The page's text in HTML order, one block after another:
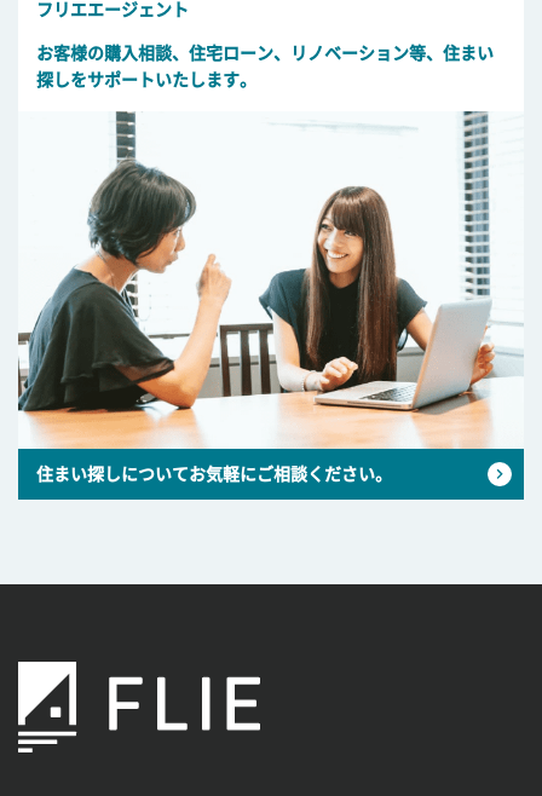
フリエエージェント
お客様の購入相談、住宅ローン、リノベーション等、住まい
探しをサポートいたします。
住まい探しについてお気軽にご相談ください。